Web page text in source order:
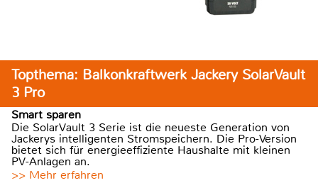
Topthema: Balkonkraftwerk Jackery SolarVault
3 Pro
Smart sparen
Die SolarVault 3 Serie ist die neueste Generation von
Jackerys intelligenten Stromspeichern. Die Pro-Version
bietet sich für energieeffiziente Haushalte mit kleinen
PV-Anlagen an.
>> Mehr erfahren